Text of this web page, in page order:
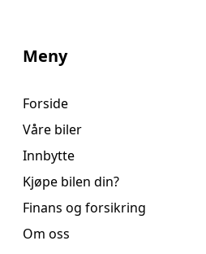
Meny
Forside
Våre biler
Innbytte
Kjøpe bilen din?
Finans og forsikring
Om oss